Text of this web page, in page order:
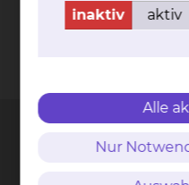
inaktiv aktiv
Alle
Nur